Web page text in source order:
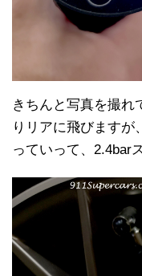
きちんと写真を撮れ
りリアに飛びますが
っていって、2.4bar